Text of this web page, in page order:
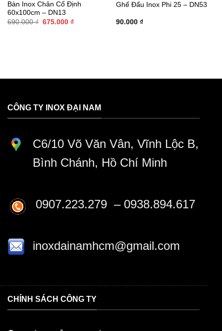
Bàn Inox Chân Cố Định
60x100cm – DN13
690.000₫ Giá
675.000 ₫Giá
Ghế Đẩu Inox Phi 25 – DN53
90.000 ₫
CÔNG TY INOX ĐẠI NAM
C6/10 Võ Văn Vân, Vĩnh Lộc B,
Bình Chánh, Hồ Chí Minh
0907.223.279 – 0938.894.617
inoxdainamhcm@gmail.com
CHÍNH SÁCH CÔNG TY